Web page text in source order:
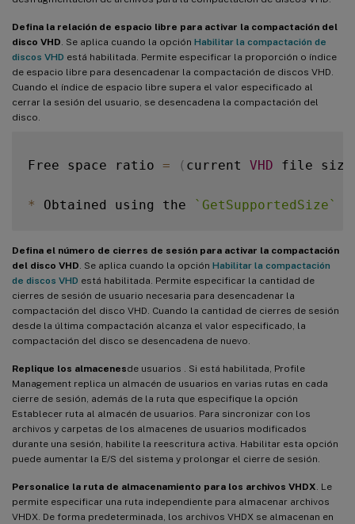
Defina la relación de espacio libre para activar la compactación del
disco VHD . Se aplica cuando la opción Habilitar la compactación de
discos VHD está habilitada. Permite especificar la proporción o índice
de espacio libre para desencadenar la compactación de discos VHD.
Cuando el índice de espacio libre supera el valor especificado al
cerrar la sesión del usuario, se desencadena la compactación del
disco.
Free space ratio = ( current VHD file size
* Obtained using the ` GetSupportedSize`
Defina el número de cierres de sesión para activar la compactación
del disco VHD . Se aplica cuando la opción Habilitar la compactación
de discos VHD está habilitada. Permite especificar la cantidad de
cierres de sesión de usuario necesaria para desencadenar la
compactación del disco VHD. Cuando la cantidad de cierres de sesión
desde la última compactación alcanza el valor especificado, la
compactación del disco se desencadena de nuevo.
Replique los almacenesde usuarios . Si está habilitada, Profile
Management replica un almacén de usuarios en varias rutas en cada
cierre de sesión, además de la ruta que especifique la opción
Establecer ruta al almacén de usuarios. Para sincronizar con los
archivos y carpetas de los almacenes de usuarios modificados
durante una sesión, habilite la reescritura activa. Habilitar esta opción
puede aumentar la E/S del sistema y prolongar el cierre de sesión.
Personalice la ruta de almacenamiento para los archivos VHDX . Le
permite especificar una ruta independiente para almacenar archivos
VHDX. De forma predeterminada, los archivos VHDX se almacenan en